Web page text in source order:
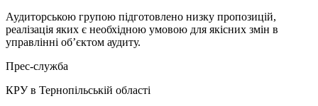
Аудиторською групою підготовлено низку пропозицій,
реалізація яких є необхідною умовою для якісних змін в
управлінні об’єктом аудиту.
Прес-служба
КРУ в Тернопільській області